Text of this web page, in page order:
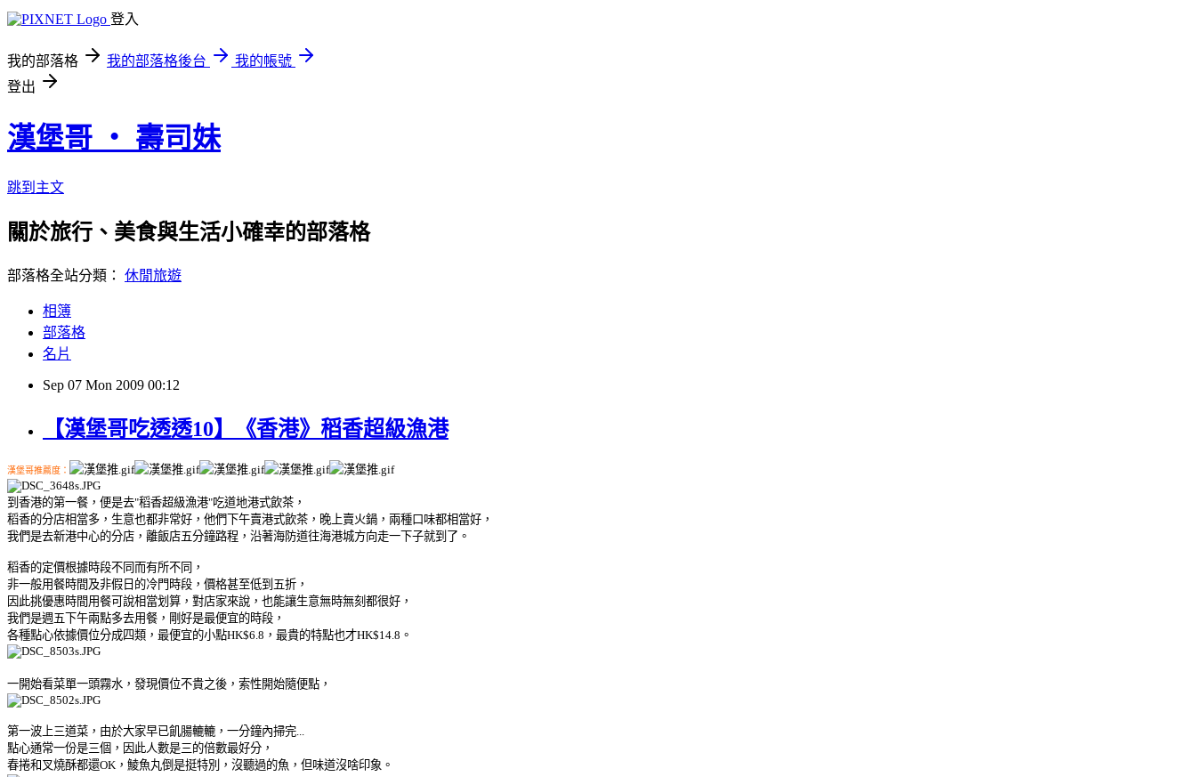
登入
我的部落格 我的部落格後台
我的帳號
登出
漢堡哥 ‧ 壽司妹
跳到主文
關於旅行、美食與生活小確幸的部落格
部落格全站分類： 休閒旅遊
相簿
部落格
名片
Sep 07 Mon 2009 00:12
【漢堡哥吃透透10】《香港》稻香超級漁港
漢堡哥推薦度：
到香港的第一餐，便是去"稻香超級漁港"吃道地港式飲茶，
稻香的分店相當多，生意也都非常好，他們下午賣港式飲茶，晚上賣火鍋，兩種口味都相當好，
我們是去新港中心的分店，離飯店五分鐘路程，沿著海防道往海港城方向走一下子就到了。
稻香的定價根據時段不同而有所不同，
非一般用餐時間及非假日的冷門時段，價格甚至低到五折，
因此挑優惠時間用餐可說相當划算，對店家來說，也能讓生意無時無刻都很好，
我們是週五下午兩點多去用餐，剛好是最便宜的時段，
各種點心依據價位分成四類，最便宜的小點HK$6.8，最貴的特點也才HK$14.8。
一開始看菜單一頭霧水，發現價位不貴之後，索性開始隨便點，
第一波上三道菜，由於大家早已飢腸轆轆，一分鐘內掃完...
點心通常一份是三個，因此人數是三的倍數最好分，
春捲和叉燒酥都還OK，鯪魚丸倒是挺特別，沒聽過的魚，但味道沒啥印象。